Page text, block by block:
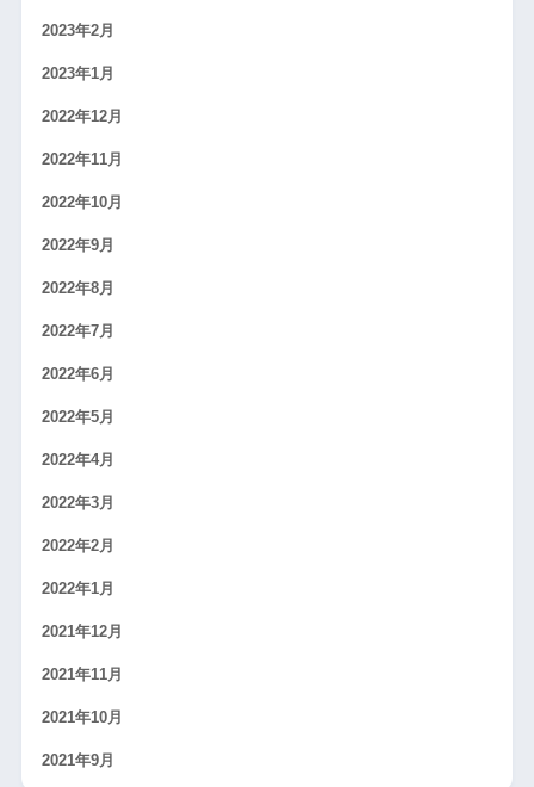
2023年2月
2023年1月
2022年12月
2022年11月
2022年10月
2022年9月
2022年8月
2022年7月
2022年6月
2022年5月
2022年4月
2022年3月
2022年2月
2022年1月
2021年12月
2021年11月
2021年10月
2021年9月